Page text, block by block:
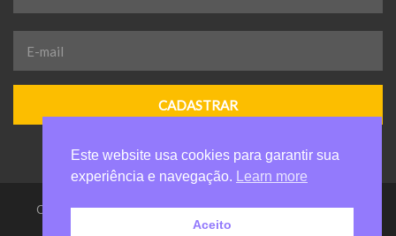
E-
mail
Casa da Criança de Valinhos Anelio Zanuchi - Todos os direitos
reservados
Este website usa cookies para garantir sua
experiência e navegação.
Learn more
Aceito